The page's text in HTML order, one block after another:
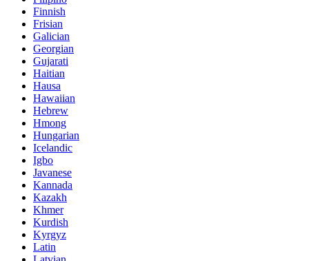
Finnish
Frisian
Galician
Georgian
Gujarati
Haitian
Hausa
Hawaiian
Hebrew
Hmong
Hungarian
Icelandic
Igbo
Javanese
Kannada
Kazakh
Khmer
Kurdish
Kyrgyz
Latin